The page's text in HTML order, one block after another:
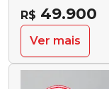
R$ 49.900
Ver mais